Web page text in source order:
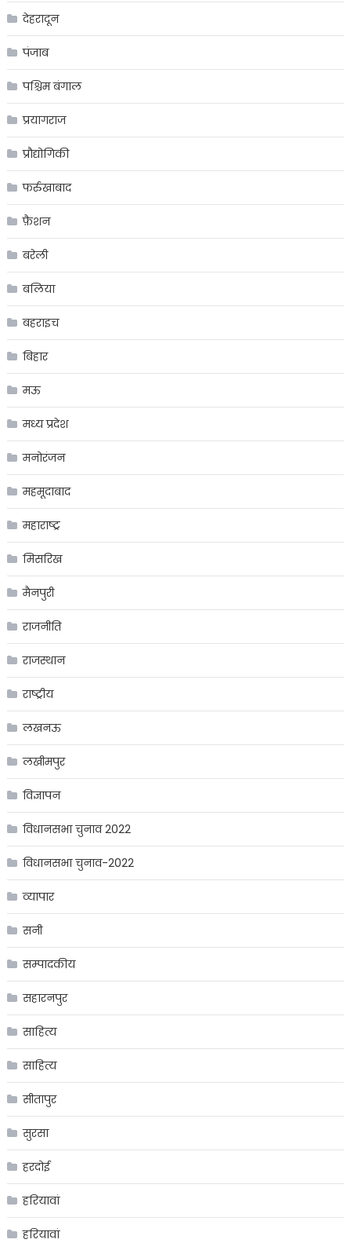
देहरादून
पंजाब
पश्चिम बंगाल
प्रयागराज
प्रौद्योगिकी
फर्रुखाबाद
फ़ैशन
बरेली
बलिया
बहराइच
बिहार
मऊ
मध्य प्रदेश
मनोरंजन
महमूदाबाद
महाराष्ट्र
मिसरिख
मैनपुरी
राजनीति
राजस्थान
राष्ट्रीय
लखनऊ
लखीमपुर
विज्ञापन
विधानसभा चुनाव 2022
विधानसभा चुनाव-2022
व्यापार
सनी
सम्पादकीय
सहारनपुर
साहित्य
साहित्य
सीतापुर
सुरसा
हरदोई
हरियावां
हरियावां